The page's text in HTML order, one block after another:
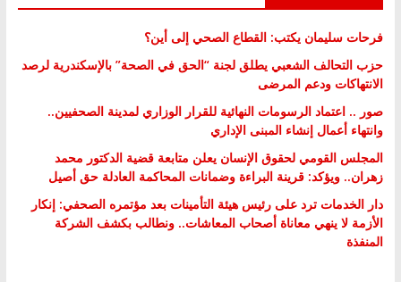
فرحات سليمان يكتب: القطاع الصحي إلى أين؟
حزب التحالف الشعبي يطلق لجنة “الحق في الصحة” بالإسكندرية لرصد
الانتهاكات ودعم المرضى
صور .. اعتماد الرسومات النهائية للقرار الوزاري لمدينة الصحفيين..
وانتهاء أعمال إنشاء المبنى الإداري
المجلس القومي لحقوق الإنسان يعلن متابعة قضية الدكتور محمد
زهران.. ويؤكد: قرينة البراءة وضمانات المحاكمة العادلة حق أصيل
دار الخدمات ترد على رئيس هيئة التأمينات بعد مؤتمره الصحفي: إنكار
الأزمة لا ينهي معاناة أصحاب المعاشات.. ونطالب بكشف الشركة
المنفذة